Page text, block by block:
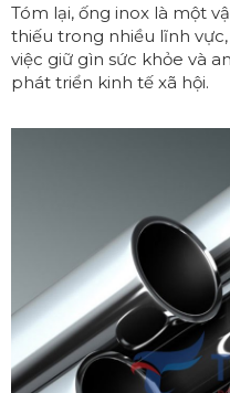
Tóm lại, ống inox là một
thiếu trong nhiều lĩnh
việc giữ gìn sức khỏe và
phát triển kinh tế xã hội.